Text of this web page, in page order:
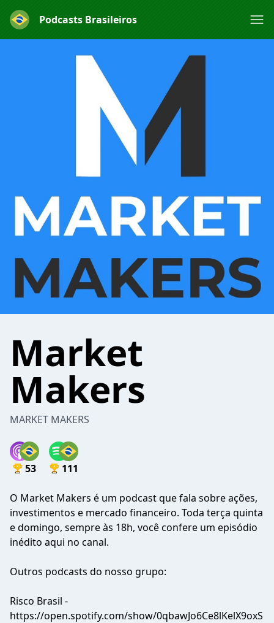
Podcasts Brasileiros
Market
Makers
MARKET MAKERS
53 111
O Market Makers é um podcast que fala sobre ações,
investimentos e mercado financeiro. Toda terça quinta
e domingo, sempre às 18h, você confere um episódio
inédito aqui no canal.
Outros podcasts do nosso grupo:
Risco Brasil -
https://open.spotify.com/show/0qbawJo6Ce8lKelX9oxS